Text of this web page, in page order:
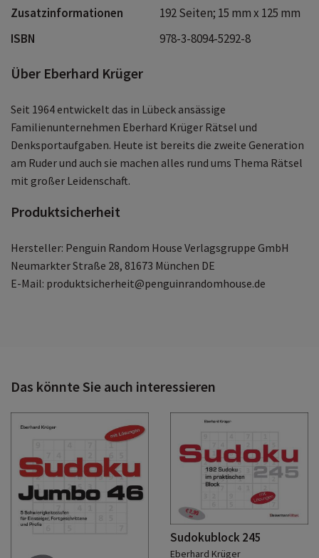
Zusatzinformationen
192 Seiten; 15 mm x 125 mm
ISBN
978-3-8094-5292-8
Über Eberhard Krüger
Seit 1964 entwickelt das in Lübeck ansässige
Familienunternehmen Eberhard Krüger Rätsel und
Denksportaufgaben. Heute ist bereits die zweite Generation
am Ruder und auch sie machen alles rund ums Thema Rätsel
mit großer Leidenschaft.
Produktsicherheit
Hersteller: Penguin Random House Verlagsgruppe GmbH
Neumarkter Straße 28, 81673 München DE
E-Mail: produktsicherheit@penguinrandomhouse.de
Das könnte Sie auch interessieren
Sudokublock 245
Eberhard Krüger